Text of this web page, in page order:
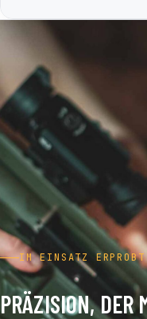
IM EINSATZ ERPROBT
PRÄZISION, DER